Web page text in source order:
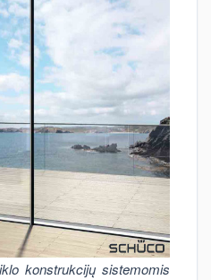
konstrukcijų sistemomis